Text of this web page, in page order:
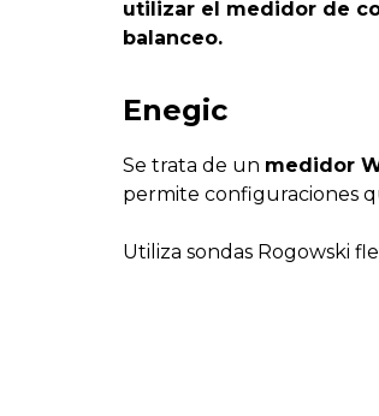
utilizar el medidor de
balanceo.
Enegic
Se trata de un medidor
permite configuraciones
Utiliza sondas Rogowski